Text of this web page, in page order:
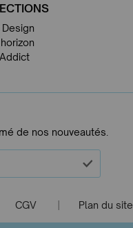
de nos nouveautés.
CGV Plan du site